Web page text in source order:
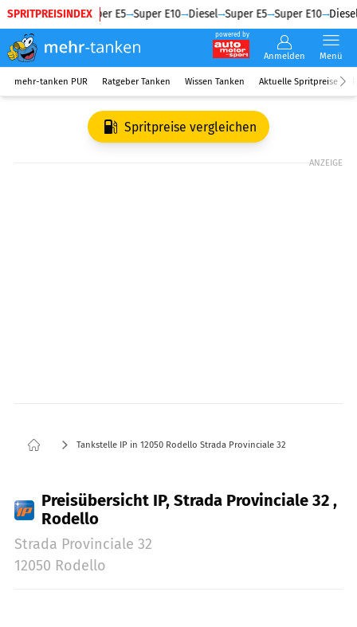
SPRITPREISINDEX
Diesel Super E5 Super E10 Diesel Super E5 Super E10 Diesel
powered by
Anmelden Menü
mehr-tanken PUR Ratgeber Tanken Wissen Tanken Aktuelle Spritpreise
Spritpreise vergleichen
ANZEIGE
Tankstelle IP in 12050 Rodello Strada Provinciale 32
Preisübersicht IP, Strada Provinciale 32 ,
Rodello
Strada Provinciale 32
12050 Rodello